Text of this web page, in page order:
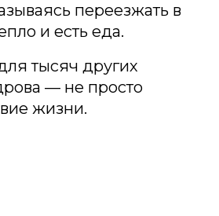
переезжать в
и есть еда.
тысяч других
— не просто
жизни.